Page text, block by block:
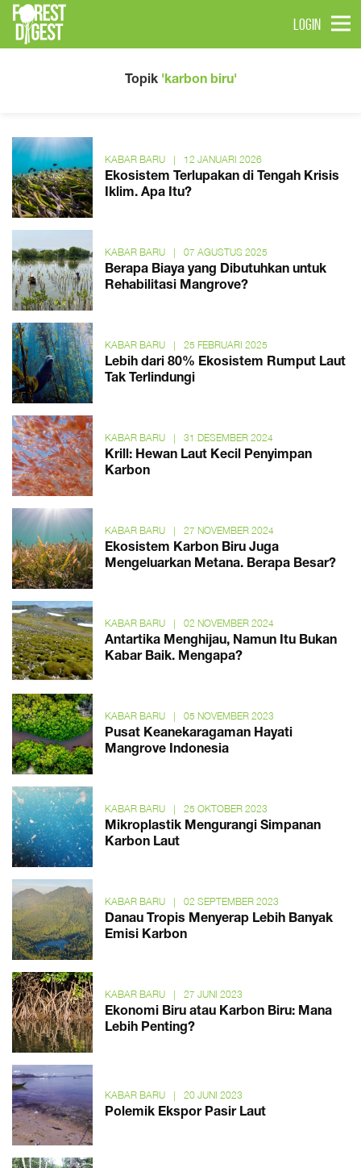
LOGIN
Topik 'karbon biru'
KABAR BARU | 12 JANUARI 2026
Ekosistem Terlupakan di Tengah Krisis
Iklim. Apa Itu?
KABAR BARU | 07 AGUSTUS 2025
Berapa Biaya yang Dibutuhkan untuk
Rehabilitasi Mangrove?
KABAR BARU | 25 FEBRUARI 2025
Lebih dari 80% Ekosistem Rumput Laut
Tak Terlindungi
KABAR BARU | 31 DESEMBER 2024
Krill: Hewan Laut Kecil Penyimpan
Karbon
KABAR BARU | 27 NOVEMBER 2024
Ekosistem Karbon Biru Juga
Mengeluarkan Metana. Berapa Besar?
KABAR BARU | 02 NOVEMBER 2024
Antartika Menghijau, Namun Itu Bukan
Kabar Baik. Mengapa?
KABAR BARU | 05 NOVEMBER 2023
Pusat Keanekaragaman Hayati
Mangrove Indonesia
KABAR BARU | 25 OKTOBER 2023
Mikroplastik Mengurangi Simpanan
Karbon Laut
KABAR BARU | 02 SEPTEMBER 2023
Danau Tropis Menyerap Lebih Banyak
Emisi Karbon
KABAR BARU | 27 JUNI 2023
Ekonomi Biru atau Karbon Biru: Mana
Lebih Penting?
KABAR BARU | 20 JUNI 2023
Polemik Ekspor Pasir Laut